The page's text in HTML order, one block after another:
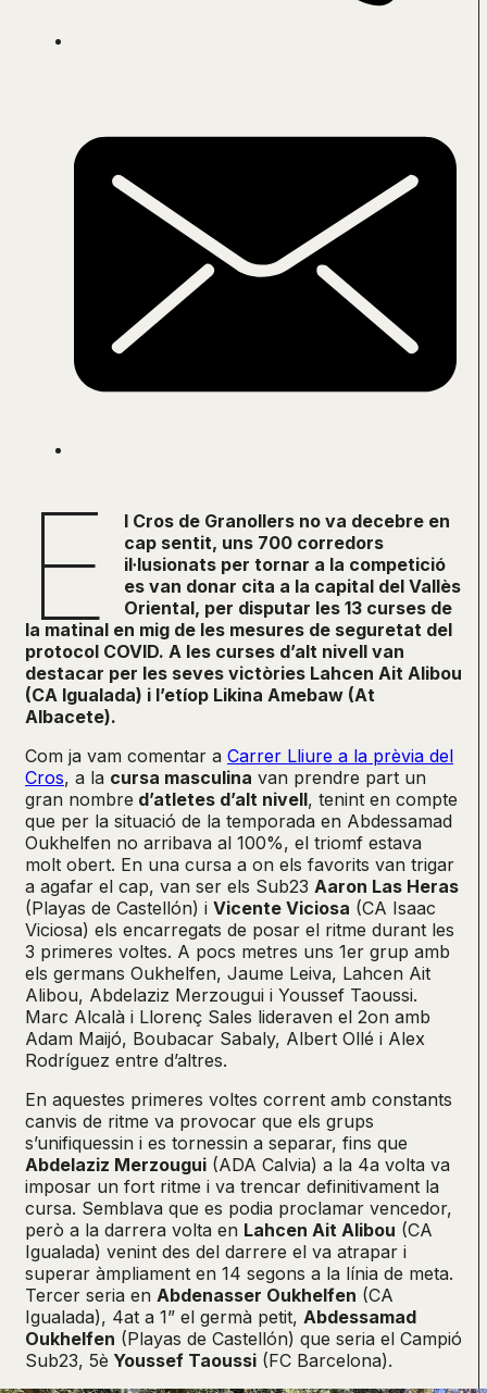
E
l Cros de Granollers no va decebre en
cap sentit, uns 700 corredors
il·lusionats per tornar a la competició
es van donar cita a la capital del Vallès
Oriental, per disputar les 13 curses de
la matinal en mig de les mesures de seguretat del
protocol COVID. A les curses d’alt nivell van
destacar per les seves victòries Lahcen Ait Alibou
(CA Igualada) i l’etíop Likina Amebaw (At
Albacete).
Com ja vam comentar a Carrer Lliure a la prèvia del
Cros, a la cursa masculina van prendre part un
gran nombre d’atletes d’alt nivell, tenint en compte
que per la situació de la temporada en Abdessamad
Oukhelfen no arribava al 100%, el triomf estava
molt obert. En una cursa a on els favorits van trigar
a agafar el cap, van ser els Sub23 Aaron Las Heras
(Playas de Castellón) i Vicente Viciosa (CA Isaac
Viciosa) els encarregats de posar el ritme durant les
3 primeres voltes. A pocs metres uns 1er grup amb
els germans Oukhelfen, Jaume Leiva, Lahcen Ait
Alibou, Abdelaziz Merzougui i Youssef Taoussi.
Marc Alcalà i Llorenç Sales lideraven el 2on amb
Adam Maijó, Boubacar Sabaly, Albert Ollé i Alex
Rodríguez entre d’altres.
En aquestes primeres voltes corrent amb constants
canvis de ritme va provocar que els grups
s’unifiquessin i es tornessin a separar, fins que
Abdelaziz Merzougui (ADA Calvia) a la 4a volta va
imposar un fort ritme i va trencar definitivament la
cursa. Semblava que es podia proclamar vencedor,
però a la darrera volta en Lahcen Ait Alibou (CA
Igualada) venint des del darrere el va atrapar i
superar àmpliament en 14 segons a la línia de meta.
Tercer seria en Abdenasser Oukhelfen (CA
Igualada), 4at a 1” el germà petit, Abdessamad
Oukhelfen (Playas de Castellón) que seria el Campió
Sub23, 5è Youssef Taoussi (FC Barcelona).